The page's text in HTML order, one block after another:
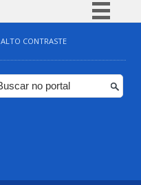
Simplifique!
Comunica BR
Participe
ALTO CONTRASTE